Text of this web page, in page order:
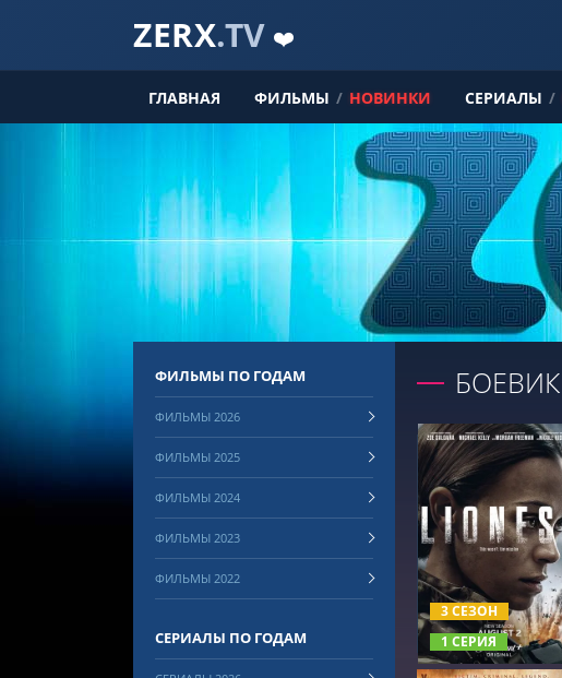
ZERX.TV ❤️
ГЛАВНАЯ ФИЛЬМЫ / НОВИНКИ СЕРИАЛЫ /
БОЕВИК
3 СЕЗОН
1 СЕРИЯ
СМОТРЕТЬ ОНЛАЙН
ФИЛЬМЫ ПО ГОДАМ
ФИЛЬМЫ 2026
ФИЛЬМЫ 2025
ФИЛЬМЫ 2024
ФИЛЬМЫ 2023
ФИЛЬМЫ 2022
СЕРИАЛЫ ПО ГОДАМ